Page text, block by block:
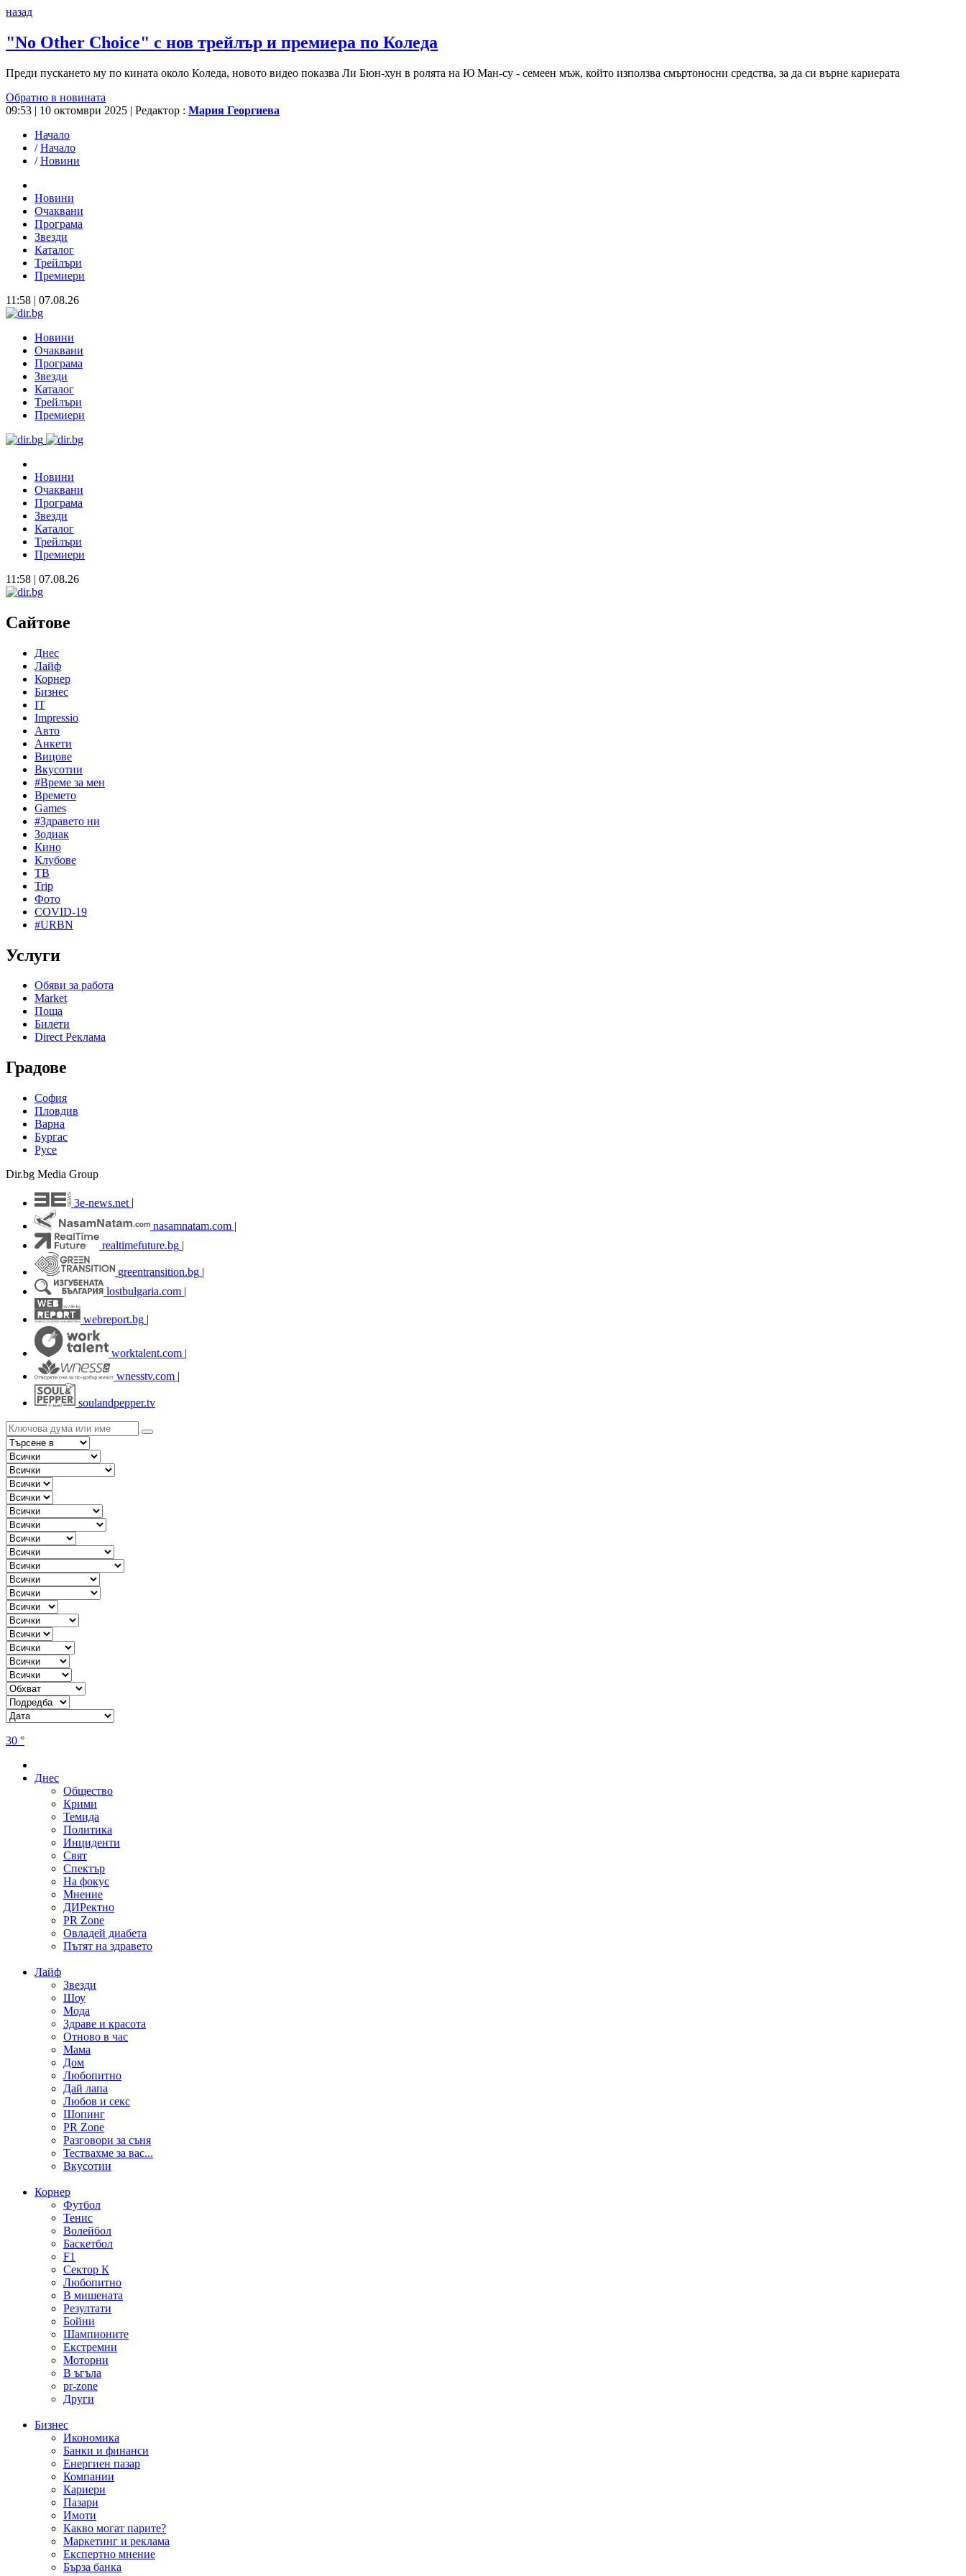
назад
"No Other Choice" с нов трейлър и премиера по Коледа
Преди пускането му по кината около Коледа, новото видео показва Ли Бюн-хун в ролята на Ю Ман-су - семеен мъж, който използва смъртоносни средства, за да си върне кариерата
Обратно в новината
09:53 | 10 октомври 2025 | Редактор : Мария Георгиева
Начало
/Начало
/Новини
Новини
Очаквани
Програма
Звезди
Каталог
Трейлъри
Премиери
11:58 | 07.08.26
Новини
Очаквани
Програма
Звезди
Каталог
Трейлъри
Премиери
Новини
Очаквани
Програма
Звезди
Каталог
Трейлъри
Премиери
11:58 | 07.08.26
Сайтове
Днес
Лайф
Корнер
Бизнес
IT
Impressio
Авто
Анкети
Вицове
Вкусотии
#Време за мен
Времето
Games
#Здравето ни
Зодиак
Кино
Клубове
ТВ
Trip
Фото
COVID-19
#URBN
Услуги
Обяви за работа
Market
Поща
Билети
Direct Реклама
Градове
София
Пловдив
Варна
Бургас
Русе
Dir.bg Media Group
3e-news.net
nasamnatam.com |
realtimefuture.bg |
greentransition.bg |
lostbulgaria.com |
webreport.bg |
worktalent.com |
wnesstv.com |
soulandpepper.tv
30 °
Днес
Общество
Крими
Темида
Политика
Инциденти
Свят
Спектър
На фокус
Мнение
ДИРектно
PR Zone
Овладей диабета
Пътят на здравето
Лайф
Звезди
Шоу
Мода
Здраве и красота
Отново в час
Мама
Дом
Любопитно
Дай лапа
Любов и секс
Шопинг
PR Zone
Разговори за съня
Тествахме за вас...
Вкусотии
Корнер
Футбол
Тенис
Волейбол
Баскетбол
F1
Сектор К
Любопитно
В мишената
Резултати
Бойни
Шампионите
Екстремни
Моторни
В ъгъла
pr-zone
Други
Бизнес
Икономика
Банки и финанси
Енергиен пазар
Компании
Кариери
Пазари
Имоти
Какво могат парите?
Маркетинг и реклама
Експертно мнение
Бърза банка